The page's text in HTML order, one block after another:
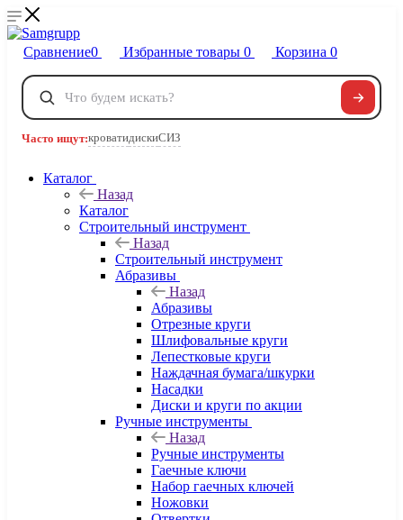
Сравнение0 Избранные товары 0 Корзина 0
Телефоны
8 800 222-40-09
Часто ищут:кроватидискиСИЗ
Каталог
Назад
Каталог
Строительный инструмент
Назад
Строительный инструмент
Абразивы
Назад
Абразивы
Отрезные круги
Шлифовальные круги
Лепестковые круги
Наждачная бумага/шкурки
Насадки
Диски и круги по акции
Ручные инструменты
Назад
Ручные инструменты
Гаечные ключи
Набор гаечных ключей
Ножовки